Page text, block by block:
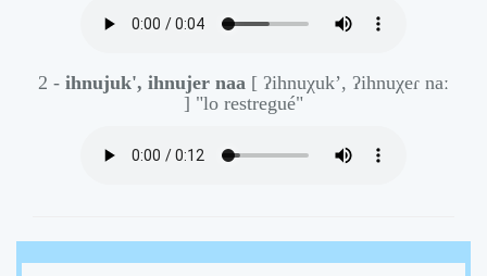
2 - ihnujuk', ihnujer naa [ ʔihnuχuk’, ʔihnuχeɾ naː
] "lo restregué"